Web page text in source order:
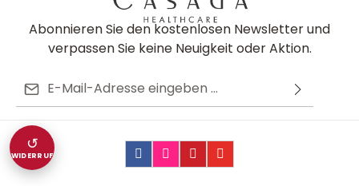
Abonnieren Sie den kostenlosen Newsletter und
verpassen Sie keine Neuigkeit oder Aktion.
E-Mail-Adresse*
Ich habe die
Kenntnis genommen und die
mit ihnen einverstanden.
Diese Seite ist durch reCAPTCHA geschützt und es gelten die
Datenschutzrichtlinie
Die mit einem Stern (*) markierten Felder sind
Pflichtfelder.
↺
WIDERRUF